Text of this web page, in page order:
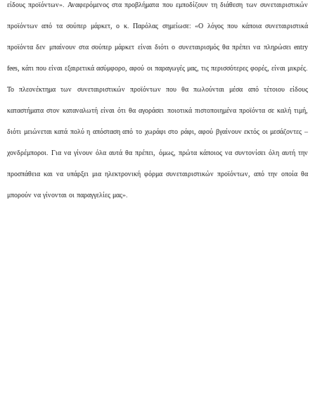
είδους προϊόντων». Αναφερόμενος στα προβλήματα που εμποδίζουν τη διάθεση των συνεταιριστικών
προϊόντων από τα σούπερ μάρκετ, ο κ. Παρόλας σημείωσε: «Ο λόγος που κάποια συνεταιριστικά
προϊόντα δεν μπαίνουν στα σούπερ μάρκετ είναι διότι ο συνεταιρισμός θα πρέπει να πληρώσει entry
fees, κάτι που είναι εξαιρετικά ασύμφορο, αφού οι παραγωγές μας, τις περισσότερες φορές, είναι μικρές.
Το πλεονέκτημα των συνεταιριστικών προϊόντων που θα πωλούνται μέσα από τέτοιου είδους
καταστήματα στον καταναλωτή είναι ότι θα αγοράσει ποιοτικά πιστοποιημένα προϊόντα σε καλή τιμή,
διότι μειώνεται κατά πολύ η απόσταση από το χωράφι στο ράφι, αφού βγαίνουν εκτός οι μεσάζοντες –
χονδρέμποροι. Για να γίνουν όλα αυτά θα πρέπει, όμως, πρώτα κάποιος να συντονίσει όλη αυτή την
προσπάθεια και να υπάρξει μια ηλεκτρονική φόρμα συνεταιριστικών προϊόντων, από την οποία θα
μπορούν να γίνονται οι παραγγελίες μας».